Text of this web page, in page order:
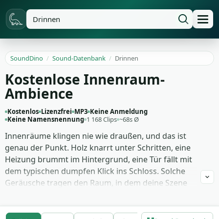
SoundDino / Sound-Datenbank / Drinnen
Kostenlose Innenraum-
Ambience
Kostenlos Lizenzfrei MP3 Keine Anmeldung
Keine Namensnennung 1 168 Clips ~68s Ø
Innenräume klingen nie wie draußen, und das ist
genau der Punkt. Holz knarrt unter Schritten, eine
Heizung brummt im Hintergrund, eine Tür fällt mit
dem typischen dumpfen Klick ins Schloss. Solche
Geräusche tragen den Raum, in dem deine Szene
Mitternacht, ein belebtes Büro oder die Küche einer